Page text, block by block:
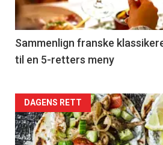
-
5
Sammenlign franske
til en 5-retters meny
Forsiden
akkurat
DAGENS RETT